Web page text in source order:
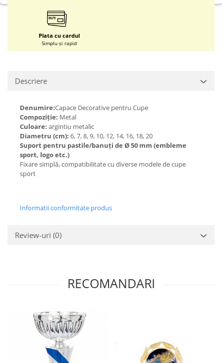
Plata cu cardul
Simplu și rapid
Descriere
Denumire:Capace Decorative pentru Cupe
Compoziție: Metal
Culoare: argintiu metalic
Diametru (cm): 6, 7, 8, 9, 10, 12, 14, 16, 18, 20
Suport pentru pastile/banuți de Ø 50 mm (embleme
sport, logo etc.)
Fixare simplă, compatibilitate cu diverse modele de cupe
sport
Informatii conformitate produs
Review-uri (0)
RECOMANDARI